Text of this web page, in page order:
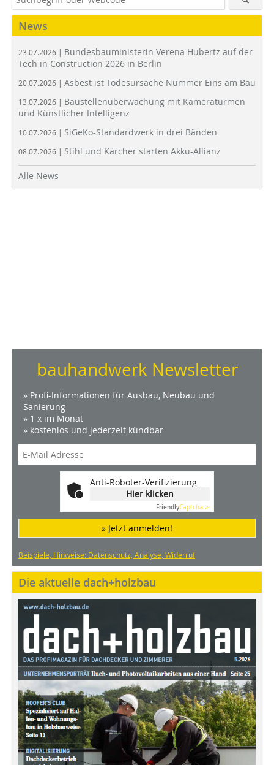
News
23.07.2026 | Bundesbauministerin Verena Hubertz auf der
Tech in Construction 2026 in Berlin
20.07.2026 | Asbest ist Todesursache Nummer Eins am Bau
13.07.2026 | Baustellenüberwachung mit Kameratürmen
und Künstlicher Intelligenz
10.07.2026 | SiGeKo-Standardwerk in drei Bänden
08.07.2026 | Stihl und Kärcher starten Akku-Allianz
Alle News
bauhandwerk Newsletter
» Profi-Informationen für Ausbau, Neubau und
Sanierung
» 1 x im Monat
» kostenlos und jederzeit kündbar
Anti-Roboter-Verifizierung
Hier klicken
FriendlyCaptcha ⇗
» Jetzt anmelden!
Beispiele, Hinweise: Datenschutz, Analyse, Widerruf
Die aktuelle dach+holzbau